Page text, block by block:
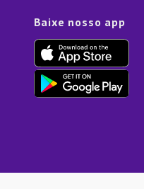
Baixe nosso app